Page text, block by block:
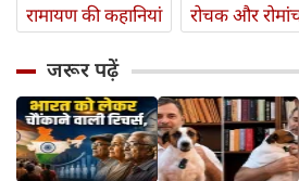
रामायण की कहानियां
रोचक और
जरूर पढ़ें